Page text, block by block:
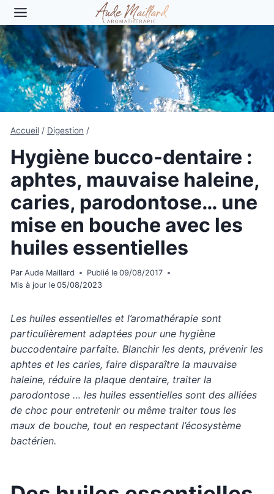
Aller
au
contenu
Accueil / Digestion /
Hygiène bucco-dentaire :
aphtes, mauvaise haleine,
caries, parodontose… une
mise en bouche avec les
huiles essentielles
Par Aude Maillard Publié le 09/08/2017
Mis à jour le 05/08/2023
Les huiles essentielles et l’aromathérapie sont
particulièrement adaptées pour une hygiène
buccodentaire parfaite. Blanchir les dents, prévenir les
aphtes et les caries, faire disparaître la mauvaise
haleine, réduire la plaque dentaire, traiter la
parodontose … les huiles essentielles sont des alliées
de choc pour entretenir ou même traiter tous les
maux de bouche, tout en respectant l’écosystème
bactérien.